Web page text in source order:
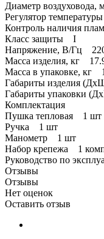
Диаметр
Регулятор
Контроль наличия
Класс защиты I
Напряжение, В/Гц
Масса изделия, кг
Масса в упаковке, кг
Габариты изделия
Габариты упаковки
Комплектация
Пушка тепловая 1 шт
Ручка 1 шт
Манометр 1 шт
Набор крепежа 1
Руководство по
Отзывы
Отзывы
Нет оценок
Оставить отзыв